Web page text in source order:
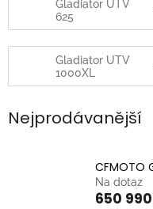
Gladiator UTV
625
Gladiator UTV
1000XL
Nejprodávanější
CFMOTO
Na dotaz
650